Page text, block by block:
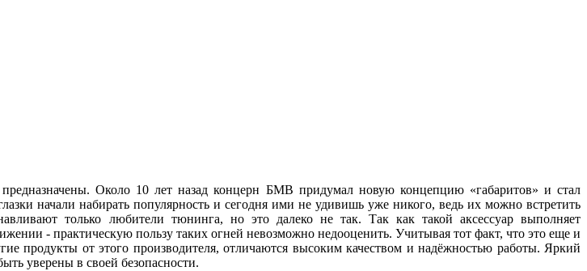
Около 10 лет назад концерн БМВ придумал новую концепцию «габаритов» и стал
начали набирать популярность и сегодня ими не удивишь уже никого, ведь их можно встретить
только любители тюнинга, но это далеко не так. Так как такой аксессуар выполняет
- практическую пользу таких огней невозможно недооценить. Учитывая тот факт, что это еще и
продукты от этого производителя, отличаются высоким качеством и надёжностью работы. Яркий
уверены в своей безопасности.